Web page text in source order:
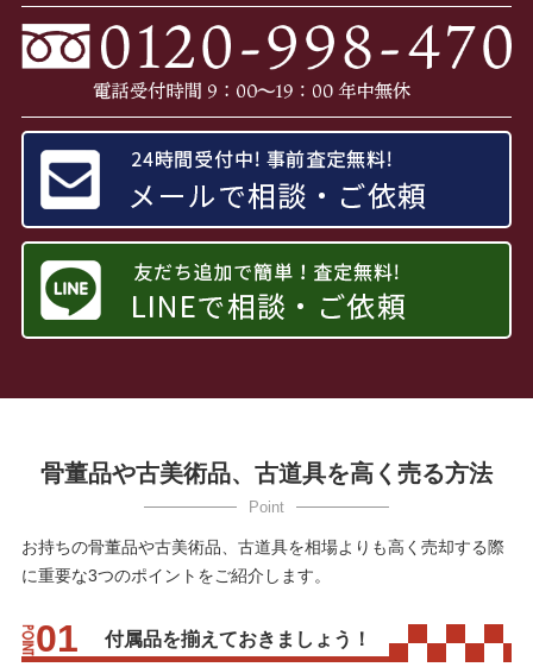
骨董品や古美術品、古道具を高く売る方法
お持ちの骨董品や古美術品、古道具を相場よりも高く売却する際
に重要な3つのポイントをご紹介します。
付属品を揃えておきましょう！